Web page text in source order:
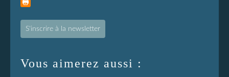
S'inscrire à la newsletter
Vous aimerez aussi :